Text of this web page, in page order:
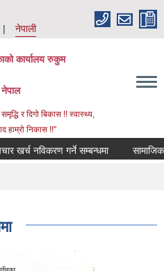
नेपाली
कार्यालय रुकुम
र दिगो बिकास !! स्वास्थ्य,
हाम्रो निकास !!"
खर्च नविकरण गर्ने सम्बन्धमा